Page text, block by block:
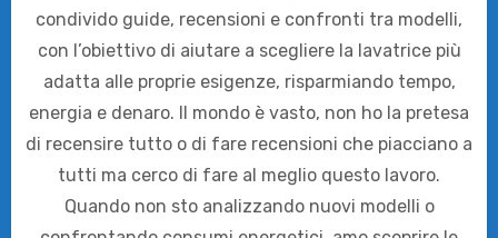
condivido guide, recensioni e confronti tra modelli,
con l’obiettivo di aiutare a scegliere la lavatrice più
adatta alle proprie esigenze, risparmiando tempo,
energia e denaro. Il mondo è vasto, non ho la pretesa
di recensire tutto o di fare recensioni che piacciano a
tutti ma cerco di fare al meglio questo lavoro.
Quando non sto analizzando nuovi modelli o